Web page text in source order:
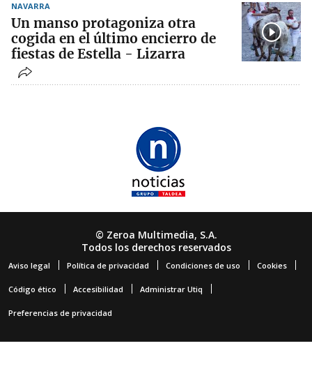
NAVARRA
Un manso protagoniza otra
cogida en el último encierro de
fiestas de Estella - Lizarra
© Zeroa Multimedia, S.A.
Todos los derechos reservados
Aviso legal Política de privacidad Condiciones de uso Cookies
Código ético Accesibilidad Administrar Utiq
Preferencias de privacidad